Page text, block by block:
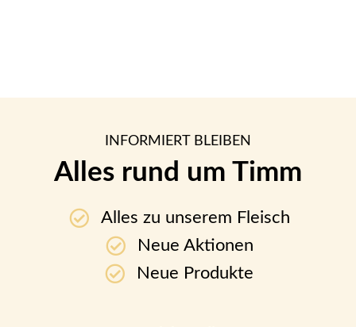
INFORMIERT BLEIBEN
Alles rund um Timm
Alles zu unserem Fleisch
Neue Aktionen
Neue Produkte